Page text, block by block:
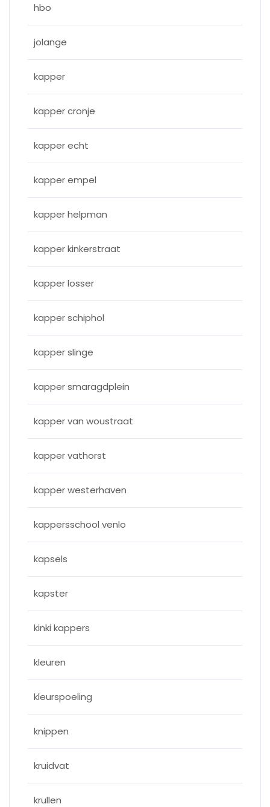
hbo
jolange
kapper
kapper cronje
kapper echt
kapper empel
kapper helpman
kapper kinkerstraat
kapper losser
kapper schiphol
kapper slinge
kapper smaragdplein
kapper van woustraat
kapper vathorst
kapper westerhaven
kappersschool venlo
kapsels
kapster
kinki kappers
kleuren
kleurspoeling
knippen
kruidvat
krullen